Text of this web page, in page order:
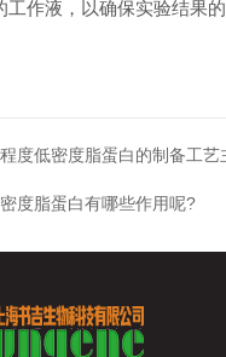
作液，以确保实验结果的
度低密度脂蛋白的制备工
度脂蛋白有哪些作用呢?